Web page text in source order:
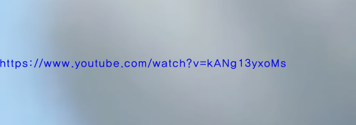
https://www.youtube.com/watch?v=kANg13yxoMs